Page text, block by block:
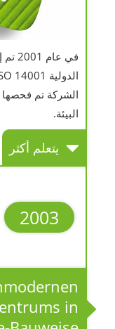
في
الشركة تم فحصها
البيئة.
يتعلم أكثر
2003
in